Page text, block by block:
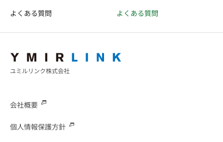
よくある質問
よくある質問
ユミルリンク株式会社
会社概要
個人情報保護方針